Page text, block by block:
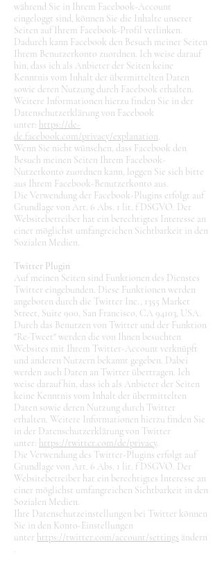
während Sie in Ihrem Facebook-Account
eingeloggt sind, können Sie die Inhalte unserer
Seiten auf Ihrem Facebook-Profil verlinken.
Dadurch kann Facebook den Besuch meiner Seiten
Ihrem Benutzerkonto zuordnen. Ich weise darauf
hin, dass ich als Anbieter der Seiten keine
Kenntnis vom Inhalt der übermittelten Daten
sowie deren Nutzung durch Facebook erhalten.
Weitere Informationen hierzu finden Sie in der
Datenschutzerklärung von Facebook
unter: https://de-
de.facebook.com/privacy/explanation.
Wenn Sie nicht wünschen, dass Facebook den
Besuch meinen Seiten Ihrem Facebook-
Nutzerkonto zuordnen kann, loggen Sie sich bitte
aus Ihrem Facebook-Benutzerkonto aus.
Die Verwendung der Facebook-Plugins erfolgt auf
Grundlage von Art. 6 Abs. 1 lit. f DSGVO. Der
Websitebetreiber hat ein berechtigtes Interesse an
einer möglichst umfangreichen Sichtbarkeit in den
Sozialen Medien.
Twitter Plugin
Auf meinen Seiten sind Funktionen des Dienstes
Twitter eingebunden. Diese Funktionen werden
angeboten durch die Twitter Inc., 1355 Market
Street, Suite 900, San Francisco, CA 94103, USA.
Durch das Benutzen von Twitter und der Funktion
"Re-Tweet" werden die von Ihnen besuchten
Websites mit Ihrem Twitter-Account verknüpft
und anderen Nutzern bekannt gegeben. Dabei
werden auch Daten an Twitter übertragen. Ich
weise darauf hin, dass ich als Anbieter der Seiten
keine Kenntnis vom Inhalt der übermittelten
Daten sowie deren Nutzung durch Twitter
erhalten. Weitere Informationen hierzu finden Sie
in der Datenschutzerklärung von Twitter
unter: https://twitter.com/de/privacy.
Die Verwendung des Twitter-Plugins erfolgt auf
Grundlage von Art. 6 Abs. 1 lit. f DSGVO. Der
Websitebetreiber hat ein berechtigtes Interesse an
einer möglichst umfangreichen Sichtbarkeit in den
Sozialen Medien.
Ihre Datenschutzeinstellungen bei Twitter können
Sie in den Konto-Einstellungen
unter https://twitter.com/account/settings ändern
.